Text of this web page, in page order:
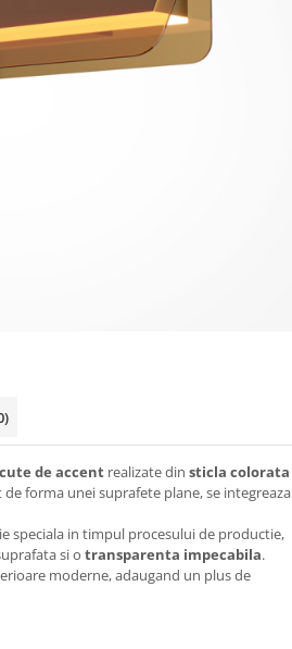
de accent realizate din sticla colorata
forma unei suprafete plane, se integreaza
speciala in timpul procesului de productie,
si o transparenta impecabila.
moderne, adaugand un plus de